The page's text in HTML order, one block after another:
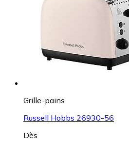
Grille-pains
Russell Hobbs 26930-56
Dès